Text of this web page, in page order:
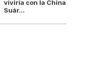
viviría con la China
Suár...